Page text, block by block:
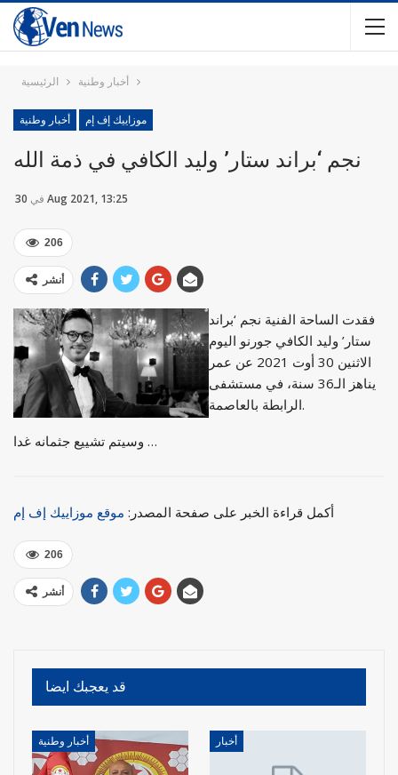
الرئيسية أخبار وطنية
أخبار وطنية موزاييك إف إم
نجم ‘براند ستار’ وليد الكافي في ذمة الله
في 30 Aug 2021, 13:25
206
أنشر
فقدت الساحة الفنية نجم ‘براند
ستار’ وليد الكافي جورنو اليوم
الاثنين 30 أوت 2021 عن عمر
يناهز الـ36 سنة، في مستشفى
الرابطة بالعاصمة.
وسيتم تشييع جثمانه غدا …
أكمل قراءة الخبر على صفحة المصدر: موقع موزاييك إف إم
206
أنشر
قد يعجبك ايضا
أخبار وطنية أخبار